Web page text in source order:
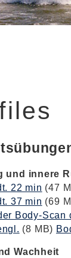
und innere
22 min (47
37 min (69
Body-Scan
(8 MB)
Wachheit